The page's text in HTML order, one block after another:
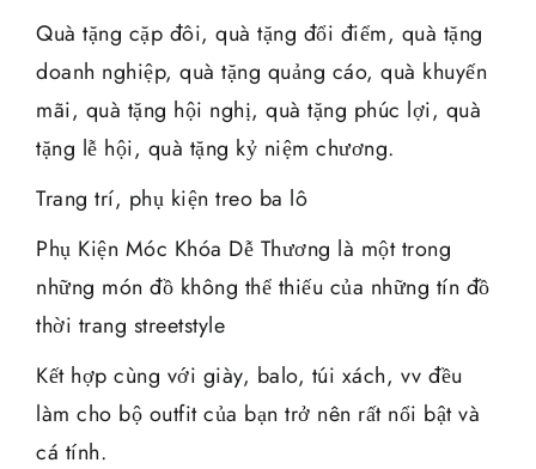
Quà tặng cặp đôi, quà tặng đổi điểm, quà tặng
doanh nghiệp, quà tặng quảng cáo, quà khuyến
mãi, quà tặng hội nghị, quà tặng phúc lợi, quà
tặng lễ hội, quà tặng kỷ niệm chương.
Trang trí, phụ kiện treo ba lô
Phụ Kiện Móc Khóa Dễ Thương là một trong
những món đồ không thể thiếu của những tín đồ
thời trang streetstyle
Kết hợp cùng với giày, balo, túi xách, vv đều
làm cho bộ outfit của bạn trở nên rất nổi bật và
cá tính.